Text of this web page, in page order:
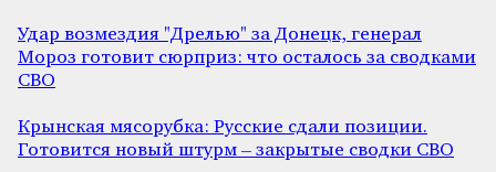
Удар возмездия "Дрелью" за Донецк, генерал
Мороз готовит сюрприз: что осталось за сводками
СВО
Крынская мясорубка: Русские сдали позиции.
Готовится новый штурм – закрытые сводки СВО